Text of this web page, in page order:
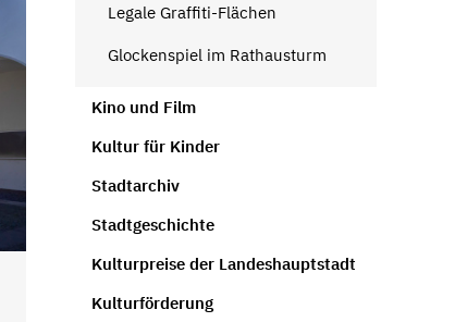
Legale Graffiti-Flächen
Glockenspiel im Rathausturm
Kino und Film
Kultur für Kinder
Stadtarchiv
Stadtgeschichte
Kulturpreise der Landeshauptstadt
Kulturförderung